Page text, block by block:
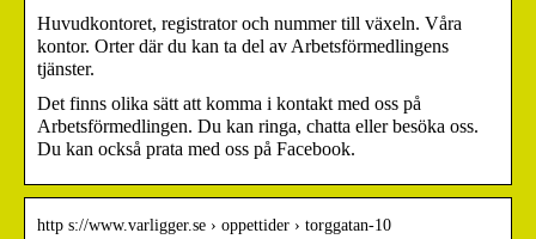
Huvudkontoret, registrator och nummer till växeln. Våra
kontor. Orter där du kan ta del av Arbetsförmedlingens
tjänster.
Det finns olika sätt att komma i kontakt med oss på
Arbetsförmedlingen. Du kan ringa, chatta eller besöka oss.
Du kan också prata med oss på Facebook.
http s://www.varligger.se › oppettider › torggatan-10